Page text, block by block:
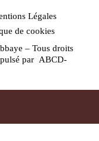
Légales
de cookies
– Tous droits
par ABCD-